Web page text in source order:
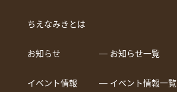
ちえなみきとは
お知らせ ― お知らせ一覧
イベント情報 ― イベント情報一覧